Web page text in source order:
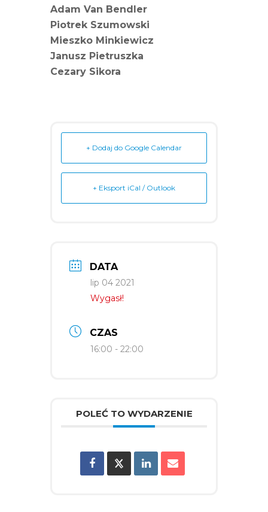
Adam Van Bendler
Piotrek Szumowski
Mieszko Minkiewicz
Janusz Pietruszka
Cezary Sikora
+ Dodaj do Google Calendar
+ Eksport iCal / Outlook
DATA
lip 04 2021
Wygasł!
CZAS
16:00 - 22:00
POLEĆ TO WYDARZENIE